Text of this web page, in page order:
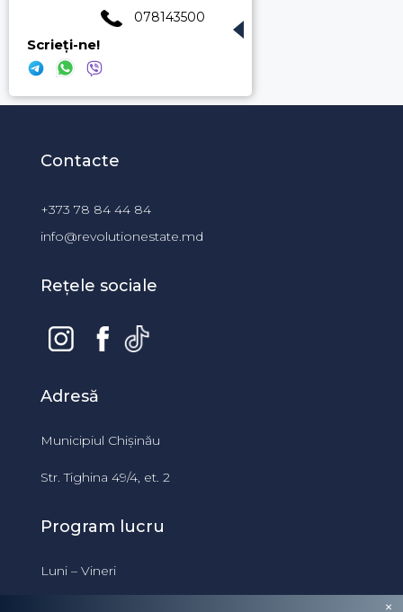
078143500
Scrieți-ne!
Contacte
+373 78 84 44 84
info@revolutionestate.md
Rețele sociale
Adresă
Municipiul Chișinău
Str. Tighina 49/4, et. 2
Program lucru
Luni – Vineri
×